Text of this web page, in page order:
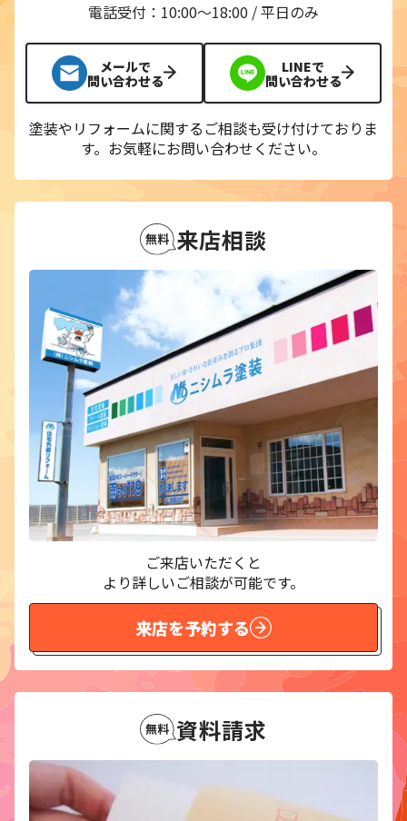
電話受付：10:00〜18:00 / 平日のみ
メールで
問い合わせる
LINEで
問い合わせる
塗装やリフォームに関するご相談も受け付けておりま
す。 お気軽にお問い合わせください。
来店相談
ご来店いただくと
より詳しいご相談が可能です。
来店を予約する
資料請求